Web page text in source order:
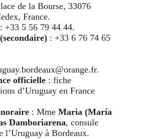
de la Bourse, 33076
France.
: +33 5 56 79 44 44.
: +33 6 76 74 65
officielle : fiche
d’Uruguay en France
: Mme Maria (María
Damboriarena, consule
l’Uruguay à Bordeaux.